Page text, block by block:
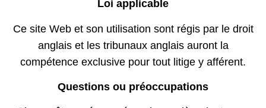
Loi applicable
Ce site Web et son utilisation sont régis par le droit
anglais et les tribunaux anglais auront la
compétence exclusive pour tout litige y afférent.
Questions ou préoccupations